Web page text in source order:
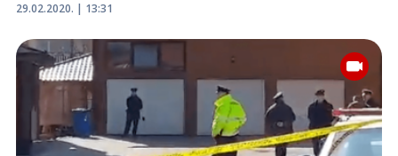
29.02.2020. | 13:31